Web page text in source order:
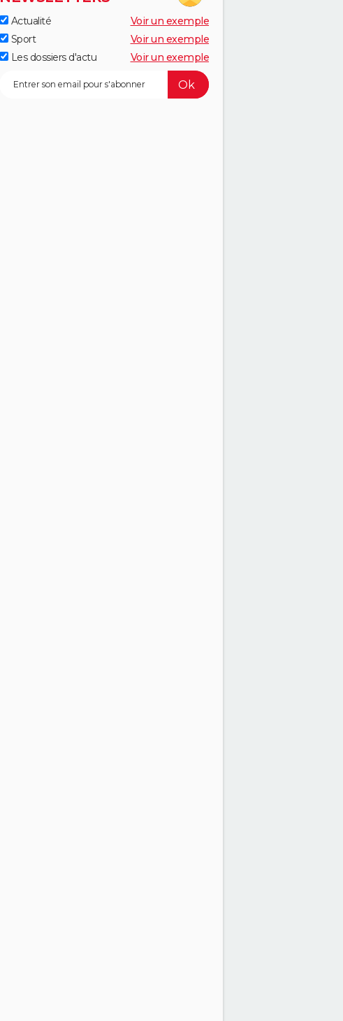
Actualité
Voir un exemple
Sport
Voir un exemple
Les dossiers d'actu
Voir un exemple